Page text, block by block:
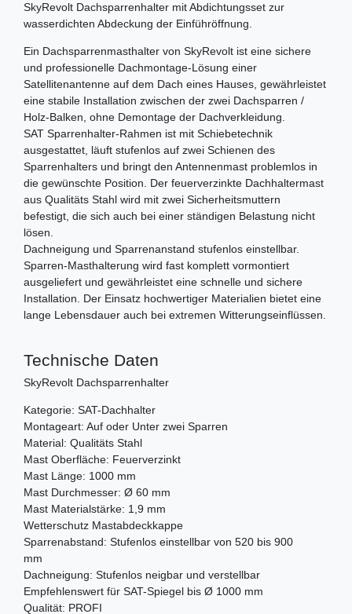
SkyRevolt Dachsparrenhalter mit Abdichtungsset zur
wasserdichten Abdeckung der Einführöffnung.
Ein Dachsparrenmasthalter von SkyRevolt ist eine sichere
und professionelle Dachmontage-Lösung einer
Satellitenantenne auf dem Dach eines Hauses, gewährleistet
eine stabile Installation zwischen der zwei Dachsparren /
Holz-Balken, ohne Demontage der Dachverkleidung.
SAT Sparrenhalter-Rahmen ist mit Schiebetechnik
ausgestattet, läuft stufenlos auf zwei Schienen des
Sparrenhalters und bringt den Antennenmast problemlos in
die gewünschte Position. Der feuerverzinkte Dachhaltermast
aus Qualitäts Stahl wird mit zwei Sicherheitsmuttern
befestigt, die sich auch bei einer ständigen Belastung nicht
lösen.
Dachneigung und Sparrenanstand stufenlos einstellbar.
Sparren-Masthalterung wird fast komplett vormontiert
ausgeliefert und gewährleistet eine schnelle und sichere
Installation. Der Einsatz hochwertiger Materialien bietet eine
lange Lebensdauer auch bei extremen Witterungseinflüssen.
Technische Daten
SkyRevolt Dachsparrenhalter
Kategorie: SAT-Dachhalter
Montageart: Auf oder Unter zwei Sparren
Material: Qualitäts Stahl
Mast Oberfläche: Feuerverzinkt
Mast Länge: 1000 mm
Mast Durchmesser: Ø 60 mm
Mast Materialstärke: 1,9 mm
Wetterschutz Mastabdeckkappe
Sparrenabstand: Stufenlos einstellbar von 520 bis 900
mm
Dachneigung: Stufenlos neigbar und verstellbar
Empfehlenswert für SAT-Spiegel bis Ø 1000 mm
Qualität: PROFI